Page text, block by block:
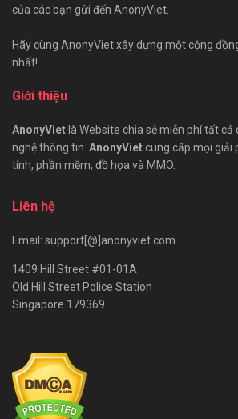
của các bạn gửi đến AnonyViet.
Hãy cùng AnonyViet xây dựng một cộng
nhất!
Giới thiệu
AnonyViet là Website chia sẻ miễn phí tất
nghệ thông tin. AnonyViet cung cấp mọi giải
tính, phần mềm, đồ họa và MMO.
Liên hệ
Email: support[@]anonyviet.com
1409 Hill Street #01-01A
Old Hill Street Police Station
Singapore 179369